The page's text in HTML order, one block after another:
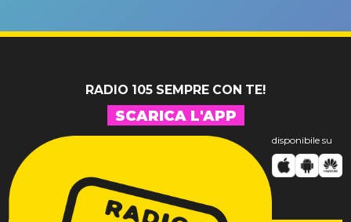
RADIO 105 SEMPRE CON TE!
SCARICA L'APP
disponibile su